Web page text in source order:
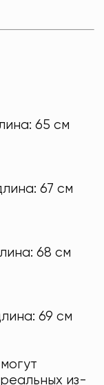
65 см
67 см
68 см
69 см
из-